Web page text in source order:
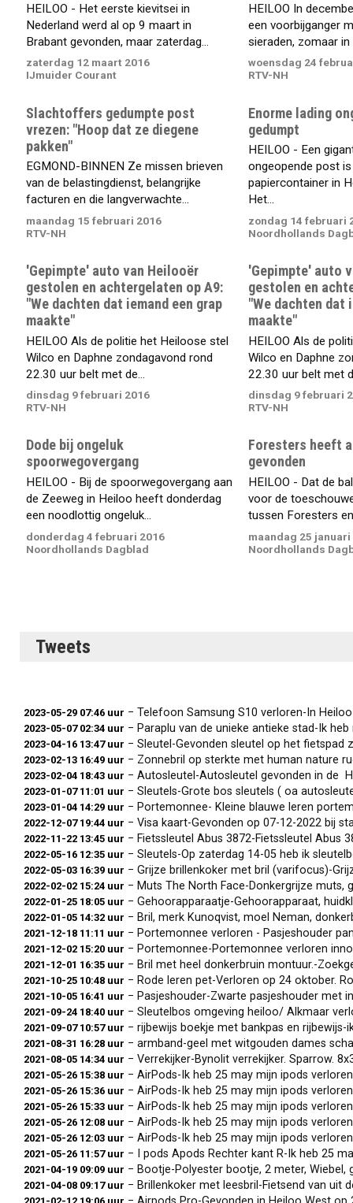
HEILOO - Het eerste kievitsei in
Nederland werd al op 9 maart in
Brabant gevonden, maar zaterdag...
zaterdag 12 maart 2016
IJmuider Courant
HEILOO In
een voorbijganger
sieraden, zomaar in
woensdag 24
RTV-NH
Slachtoffers gedumpte post
vrezen: "Hoop dat ze diegene
pakken"
EGMOND-BINNEN Ze missen brieven
van de belastingdienst, belangrijke
facturen en die langverwachte...
maandag 15 februari 2016
RTV-NH
Enorme lading
gedumpt
HEILOO - Een
ongeopende post is
papiercontainer in
Het...
zondag 14 februari
Noordhollands
'Gepimpte' auto van Heilooër
gestolen en achtergelaten op A9:
"We dachten dat iemand een grap
maakte"
HEILOO Als de politie het Heiloose stel
Wilco en Daphne zondagavond rond
22.30 uur belt met de...
dinsdag 9 februari 2016
RTV-NH
'Gepimpte' auto
gestolen en
"We dachten dat
maakte"
HEILOO Als de
Wilco en Daphne
22.30 uur belt met
dinsdag 9 februari
RTV-NH
Dode bij ongeluk
spoorwegovergang
HEILOO - Bij de spoorwegovergang aan
de Zeeweg in Heiloo heeft donderdag
een noodlottig ongeluk...
donderdag 4 februari 2016
Noordhollands Dagblad
Foresters heeft
gevonden
HEILOO - Dat de
voor de
tussen Foresters
maandag 25 januari
Noordhollands
Tweets
2023-05-29 07:46 uur − Telefoon Samsung S10 verloren-In Heiloo ben
2023-05-07 02:34 uur − Paraplu van de unieke antieke stad-Ik heb mijn
2023-04-16 13:47 uur − Sleutel-Gevonden sleutel op het fietspad
2023-02-13 16:49 uur − Zonnebril op sterkte met human nature rug
2023-02-04 18:43 uur − Autosleutel-Autosleutel gevonden in de
2023-01-07 11:01 uur − Sleutels-Grote bos sleutels ( oa autosleutels
2023-01-04 14:29 uur − Portemonnee- Kleine blauwe leren portemonnee
2022-12-07 19:44 uur − Visa kaart-Gevonden op 07-12-2022 bij
2022-11-22 13:45 uur − Fietssleutel Abus 3872-Fietssleutel Abus
2022-05-16 12:35 uur − Sleutels-Op zaterdag 14-05 heb ik
2022-05-03 16:39 uur − Grijze brillenkoker met bril (varifocus)-Grijze
2022-02-02 15:24 uur − Muts The North Face-Donkergrijze muts,
2022-01-25 18:05 uur − Gehoorapparaatje-Gehoorapparaat, huidkleurig
2022-01-05 14:32 uur − Bril, merk Kunoqvist, moel Neman,
2021-12-18 11:11 uur − Portemonnee verloren - Pasjeshouder
2021-12-02 15:20 uur − Portemonnee-Portemonnee verloren innom om
2021-12-01 16:35 uur − Bril met heel donkerbruin montuur.-Zoekgeraakt
2021-10-25 10:48 uur − Rode leren pet-Verloren op 24 oktober. Rond
2021-10-05 16:41 uur − Pasjeshouder-Zwarte pasjeshouder met
2021-09-24 18:40 uur − Sleutelbos omgeving heiloo/ Alkmaar verloren-
2021-09-07 10:57 uur − rijbewijs boekje met bankpas en rijbewijs-ik
2021-08-31 16:28 uur − armband-geel met witgouden dames
2021-08-05 14:34 uur − Verrekijker-Bynolit verrekijker. Sparrow. 8x32 Bij de
2021-05-26 15:38 uur − AirPods-Ik heb 25 may mijn ipods verloren een op
2021-05-26 15:36 uur − AirPods-Ik heb 25 may mijn ipods verloren een op
2021-05-26 15:33 uur − AirPods-Ik heb 25 may mijn ipods verloren een op
2021-05-26 12:08 uur − AirPods-Ik heb 25 may mijn ipods verloren een op
2021-05-26 12:03 uur − AirPods-Ik heb 25 may mijn ipods verloren een op
2021-05-26 11:57 uur − I pods Apods Rechter kant R-Ik heb 25 may mijn
2021-04-19 09:09 uur − Bootje-Polyester bootje, 2 meter, Wiebel,
2021-04-08 09:17 uur − Brillenkoker met leesbril-Fietsend van uit de